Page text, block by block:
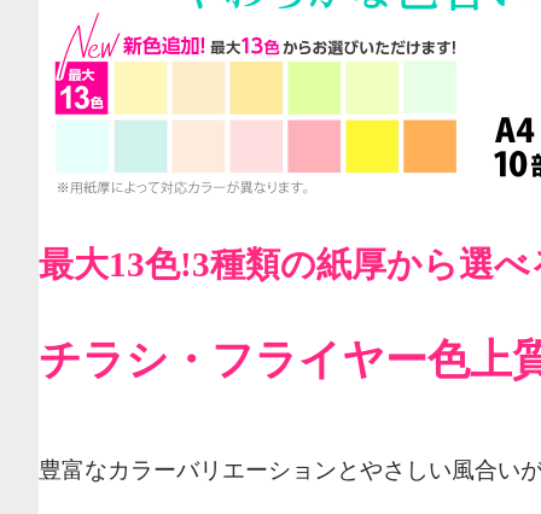
最大13色!3種類の紙厚から選べ
チラシ・フライヤー色上
豊富なカラーバリエーションとやさしい風合い